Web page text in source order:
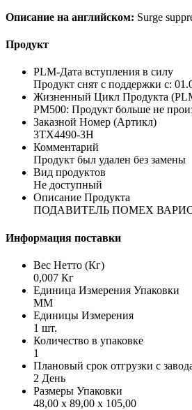
Описание на английском: Surge
Продукт
PLM-Дата вступления в силу
Продукт снят с поддержки с:
Жизненный Цикл Продукта
PM500: Продукт больше не
Заказной Номер (Артикл)
3TX4490-3H
Комментарий
Продукт был удален без замены
Вид продуктов
Не доступный
Описание Продукта
ПОДАВИТЕЛЬ ПОМЕХ
Информация поставки
Вес Нетто (Кг)
0,007 Кг
Единица Измерения Упаковки
MM
Единицы Измерения
1 шт.
Количество в упаковке
1
Плановый срок отгрузки с
2 День
Размеры Упаковки
48,00 x 89,00 x 105,00